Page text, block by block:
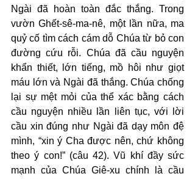
Ngài đã hoàn toàn đắc thắng. Trong
vườn Ghết-sê-ma-nê, một lần nữa, ma
quỷ cố tìm cách cám dỗ Chúa từ bỏ con
đường cứu rỗi. Chúa đã cầu nguyện
khẩn thiết, lớn tiếng, mồ hôi như giọt
máu lớn và Ngài đã thắng. Chúa chống
lại sự mệt mỏi của thể xác bằng cách
cầu nguyện nhiều lần liên tục, với lời
cầu xin đúng như Ngài đã dạy môn đệ
mình, “xin ý Cha được nên, chứ không
theo ý con!” (câu 42). Vũ khí đầy sức
mạnh của Chúa Giê-xu chính là cầu